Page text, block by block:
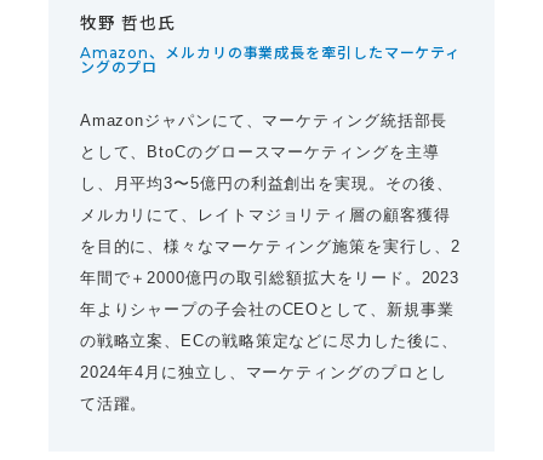
牧野 哲也氏
Amazon、メルカリの事業成長を牽引したマーケティ
ングのプロ
Amazonジャパンにて、マーケティング統括部長
として、BtoCのグロースマーケティングを主導
し、月平均3〜5億円の利益創出を実現。その後、
メルカリにて、レイトマジョリティ層の顧客獲得
を目的に、様々なマーケティング施策を実行し、2
年間で＋2000億円の取引総額拡大をリード。2023
年よりシャープの子会社のCEOとして、新規事業
の戦略立案、ECの戦略策定などに尽力した後に、
2024年4月に独立し、マーケティングのプロとし
て活躍。